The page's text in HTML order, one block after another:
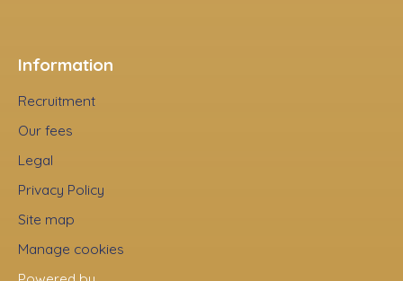
Information
Recruitment
Our fees
Legal
Privacy Policy
Site map
Manage cookies